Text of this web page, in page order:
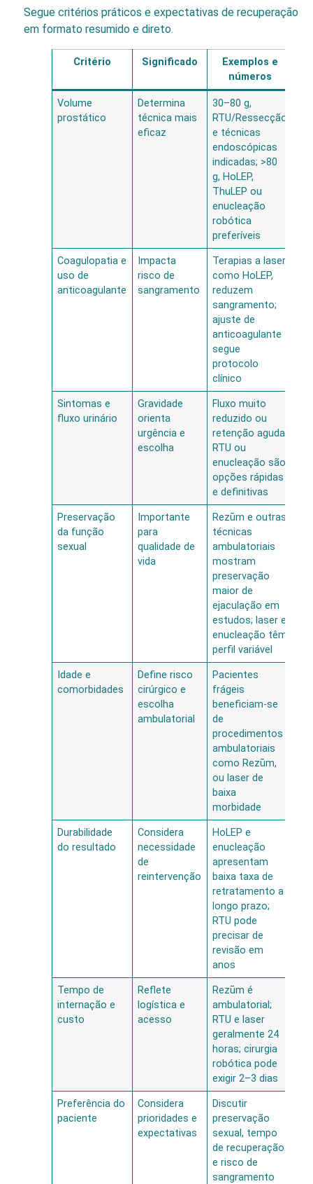
Segue critérios práticos e expectativas de recuperação
em formato resumido e direto.
Critério Significado
Exemplos e
números
Volume
prostático
Determina
técnica mais
eficaz
30–80 g,
RTU/Ressecção
e técnicas
endoscópicas
indicadas; >80
g, HoLEP,
ThuLEP ou
enucleação
robótica
preferíveis
Coagulopatia e
uso de
anticoagulante
Impacta
risco de
sangramento
Terapias a laser,
como HoLEP,
reduzem
sangramento;
ajuste de
anticoagulante
segue
protocolo
clínico
Sintomas e
fluxo urinário
Gravidade
orienta
urgência e
escolha
Fluxo muito
reduzido ou
retenção aguda,
RTU ou
enucleação são
opções rápidas
e definitivas
Preservação
da função
sexual
Importante
para
qualidade de
vida
Rezūm e outras
técnicas
ambulatoriais
mostram
preservação
maior de
ejaculação em
estudos; laser e
enucleação têm
perfil variável
Idade e
comorbidades
Define risco
cirúrgico e
escolha
ambulatorial
Pacientes
frágeis
beneficiam-se
de
procedimentos
ambulatoriais
como Rezūm,
ou laser de
baixa
morbidade
Durabilidade
do resultado
Considera
necessidade
de
reintervenção
HoLEP e
enucleação
apresentam
baixa taxa de
retratamento a
longo prazo;
RTU pode
precisar de
revisão em
anos
Tempo de
internação e
custo
Reflete
logística e
acesso
Rezūm é
ambulatorial;
RTU e laser
geralmente 24
horas; cirurgia
robótica pode
exigir 2–3 dias
Preferência do
paciente
Considera
prioridades e
expectativas
Discutir
preservação
sexual, tempo
de recuperação
e risco de
sangramento